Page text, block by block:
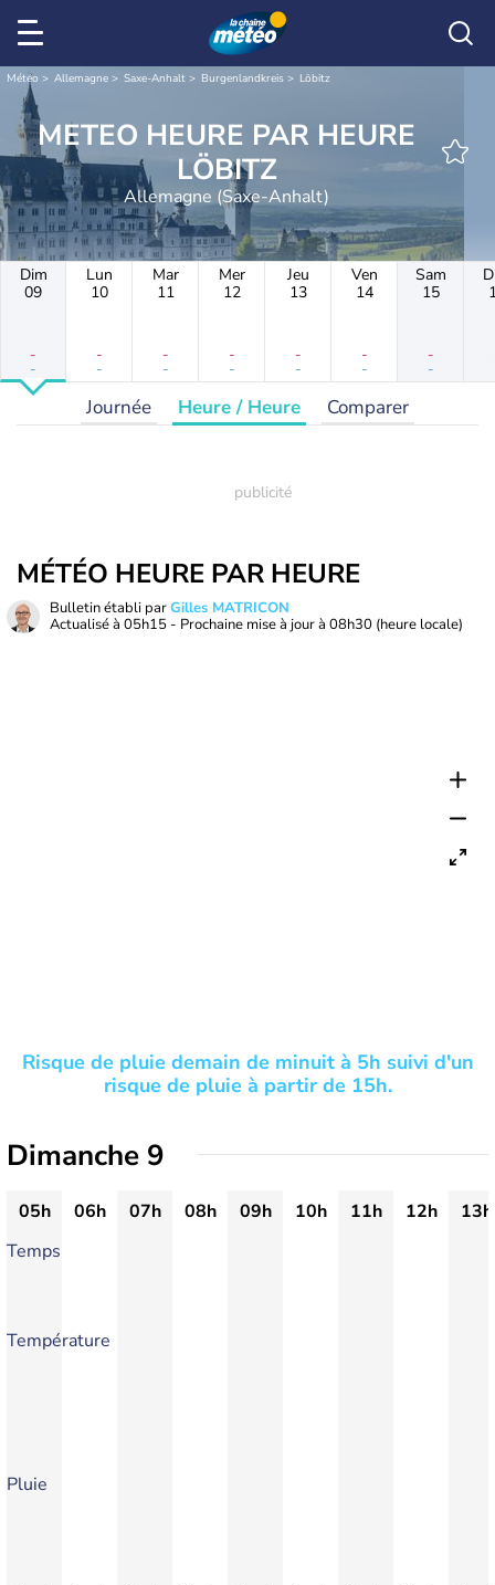
Météo Allemagne Saxe-Anhalt Burgenlandkreis Löbitz
METEO HEURE PAR HEURE
LÖBITZ
Allemagne (Saxe-Anhalt)
Dim
09
-
-
Lun
10
-
-
Mar
11
-
-
Mer
12
-
-
Jeu
13
-
-
Ven
14
-
-
Sam
15
-
-
Journée Heure / Heure Comparer
MÉTÉO HEURE PAR HEURE
Bulletin établi parGilles MATRICON
Actualisé à 05h15 - Prochaine mise à jour à 08h30 (heure locale)
Risque de pluie demain de minuit à 5h suivi d'un
risque de pluie à partir de 15h.
Dimanche 9
05h 06h 07h 08h 09h 10h 11h 12h
13h
Temps
Température
Pluie